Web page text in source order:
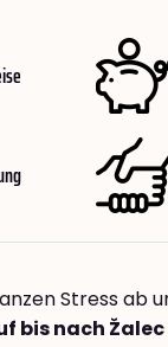
Stress ab
bis nach